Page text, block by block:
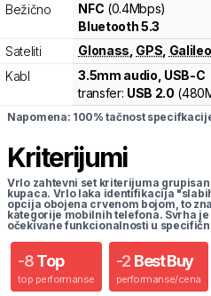
Bežično
NFC (0.4Mbps)
Bluetooth 5.3
Sateliti
Glonass GPS Galileo
Kabl
3.5mm audio, USB-C
transfer: USB 2.0 (
Napomena: 100% tačnost
Kriterijumi
Vrlo zahtevni set kriterijuma
kupaca. Vrlo laka identifikacija
opcija obojena crvenom bojom, to
kategorije mobilnih telefona. Svrha
očekivane funkcionalnosti u
-8 Top
top performanse
-2 Best Buy
performanse/cena